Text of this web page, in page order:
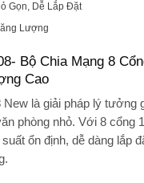
Gọn, Dễ Lắp Đặt
Lượng
Bộ Chia Mạng 8
Cao
New là giải pháp lý tưởng
phòng nhỏ. Với 8 cổng
ổn định, dễ dàng lắp